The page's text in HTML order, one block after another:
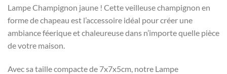
Lampe Champignon jaune ! Cette veilleuse champignon en
forme de chapeau est l’accessoire idéal pour créer une
ambiance féerique et chaleureuse dans n’importe quelle pièce
de votre maison.
Avec sa taille compacte de 7x7x5cm, notre Lampe